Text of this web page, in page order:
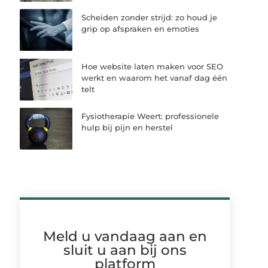
Scheiden zonder strijd: zo houd je
grip op afspraken en emoties
Hoe website laten maken voor SEO
werkt en waarom het vanaf dag één
telt
Fysiotherapie Weert: professionele
hulp bij pijn en herstel
Meld u vandaag aan en
sluit u aan bij ons
platform